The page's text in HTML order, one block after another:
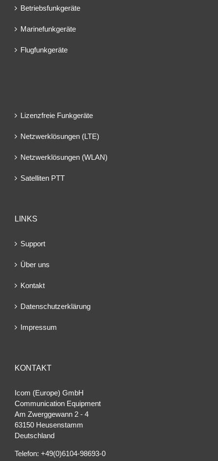
Betriebsfunkgeräte
Marinefunkgeräte
Flugfunkgeräte
Lizenzfreie Funkgeräte
Netzwerklösungen (LTE)
Netzwerklösungen (WLAN)
Satelliten PTT
LINKS
Support
Über uns
Kontakt
Datenschutzerklärung
Impressum
KONTAKT
Icom (Europe) GmbH
Communication Equipment
Am Zwerggewann 2 ‐ 4
63150 Heusenstamm
Deutschland
Telefon: +49(0)6104-98693-0